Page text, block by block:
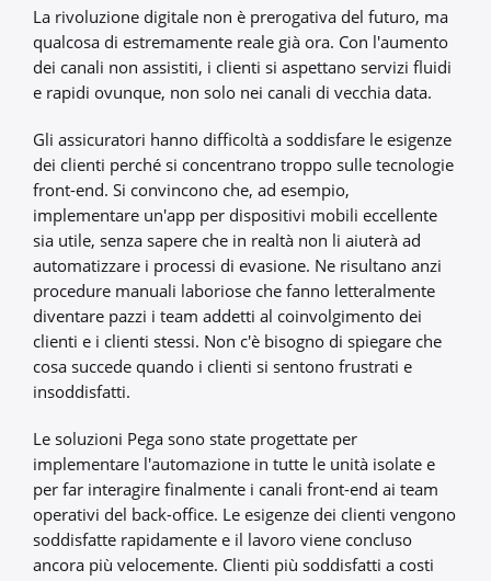
La rivoluzione digitale non è prerogativa del futuro, ma
qualcosa di estremamente reale già ora. Con l'aumento
dei canali non assistiti, i clienti si aspettano servizi fluidi
e rapidi ovunque, non solo nei canali di vecchia data.
Gli assicuratori hanno difficoltà a soddisfare le esigenze
dei clienti perché si concentrano troppo sulle tecnologie
front-end. Si convincono che, ad esempio,
implementare un'app per dispositivi mobili eccellente
sia utile, senza sapere che in realtà non li aiuterà ad
automatizzare i processi di evasione. Ne risultano anzi
procedure manuali laboriose che fanno letteralmente
diventare pazzi i team addetti al coinvolgimento dei
clienti e i clienti stessi. Non c'è bisogno di spiegare che
cosa succede quando i clienti si sentono frustrati e
insoddisfatti.
Le soluzioni Pega sono state progettate per
implementare l'automazione in tutte le unità isolate e
per far interagire finalmente i canali front-end ai team
operativi del back-office. Le esigenze dei clienti vengono
soddisfatte rapidamente e il lavoro viene concluso
ancora più velocemente. Clienti più soddisfatti a costi